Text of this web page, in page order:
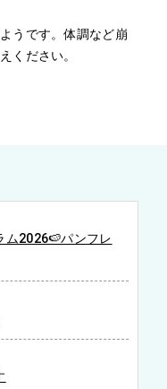
うです。体調など崩
ください。
ム2026🍉パンフレ